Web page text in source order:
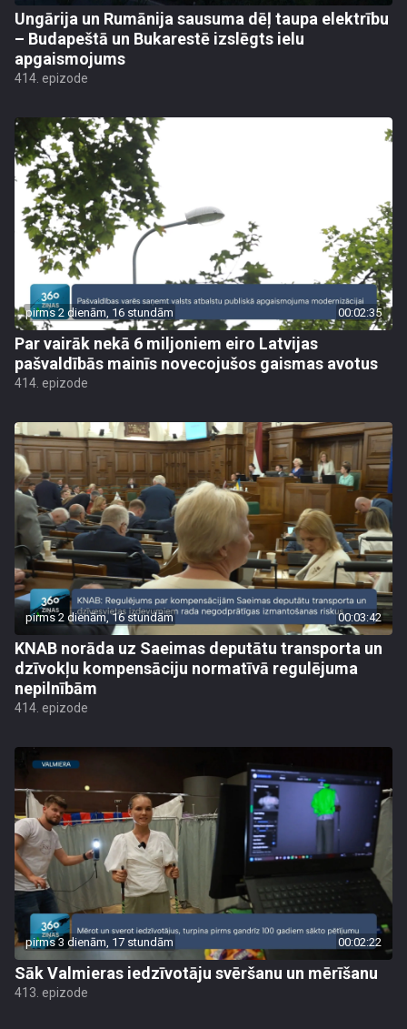
Ungārija un Rumānija sausuma dēļ taupa elektrību
– Budapeštā un Bukarestē izslēgts ielu
apgaismojums
414. epizode
pirms 2 dienām, 16 stundām 00:02:35
Par vairāk nekā 6 miljoniem eiro Latvijas
pašvaldībās mainīs novecojušos gaismas avotus
414. epizode
pirms 2 dienām, 16 stundām 00:03:42
KNAB norāda uz Saeimas deputātu transporta un
dzīvokļu kompensāciju normatīvā regulējuma
nepilnībām
414. epizode
pirms 3 dienām, 17 stundām 00:02:22
Sāk Valmieras iedzīvotāju svēršanu un mērīšanu
413. epizode